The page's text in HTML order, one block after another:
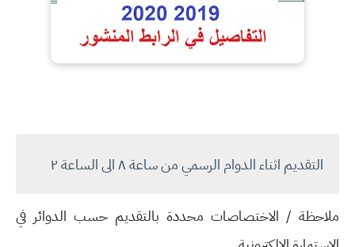
التقديم اثناء الدوام الرسمي من ساعة ٨ الى الساعة ٢
ملاحظة / الاختصاصات محددة بالتقديم حسب الدوائر في